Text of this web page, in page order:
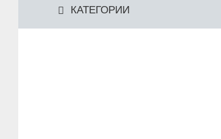
КАТЕГОРИИ